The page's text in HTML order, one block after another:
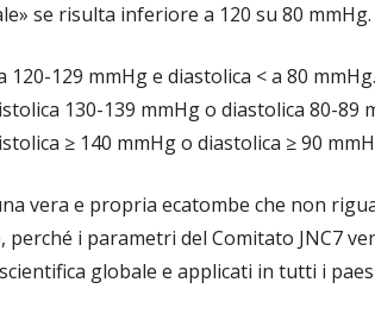
se risulta inferiore a 120 su 80 mmHg.
129 mmHg e diastolica < a 80 mmHg.
130-139 mmHg o diastolica 80-89
≥ 140 mmHg o diastolica ≥ 90
vera e propria ecatombe che non
perché i parametri del Comitato JNC7
globale e applicati in tutti i